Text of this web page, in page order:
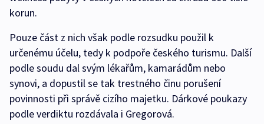
korun.
Pouze část z nich však podle rozsudku použil k
určenému účelu, tedy k podpoře českého turismu. Další
podle soudu dal svým lékařům, kamarádům nebo
synovi, a dopustil se tak trestného činu porušení
povinnosti při správě cizího majetku. Dárkové poukazy
podle verdiktu rozdávala i Gregorová.